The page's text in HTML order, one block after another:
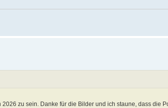
zu sein. Danke für die Bilder und ich staune, dass die